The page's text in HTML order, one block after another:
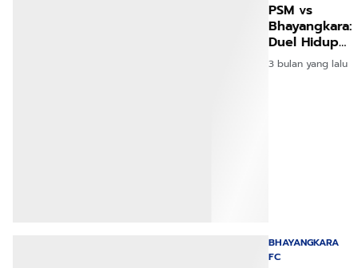
PSM vs
Bhayangkara:
Duel Hidup
Mati di Liga
2026 Sore
3 bulan yang lalu
BHAYANGKARA
FC